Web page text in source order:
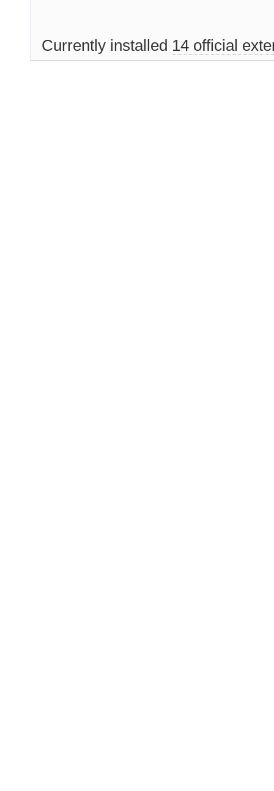
Currently installed 14 official